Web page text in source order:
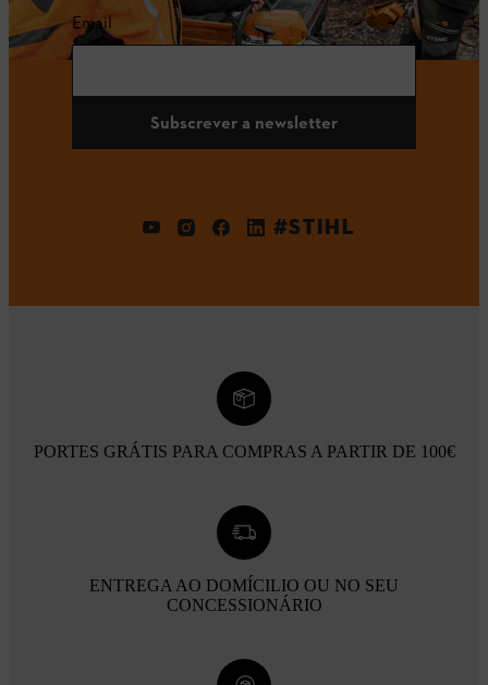
Email
Subscrever a newsletter
#STIHL
PORTES GRÁTIS PARA COMPRAS A PARTIR DE 100€
ENTREGA AO DOMÍCILIO OU NO SEU
CONCESSIONÁRIO